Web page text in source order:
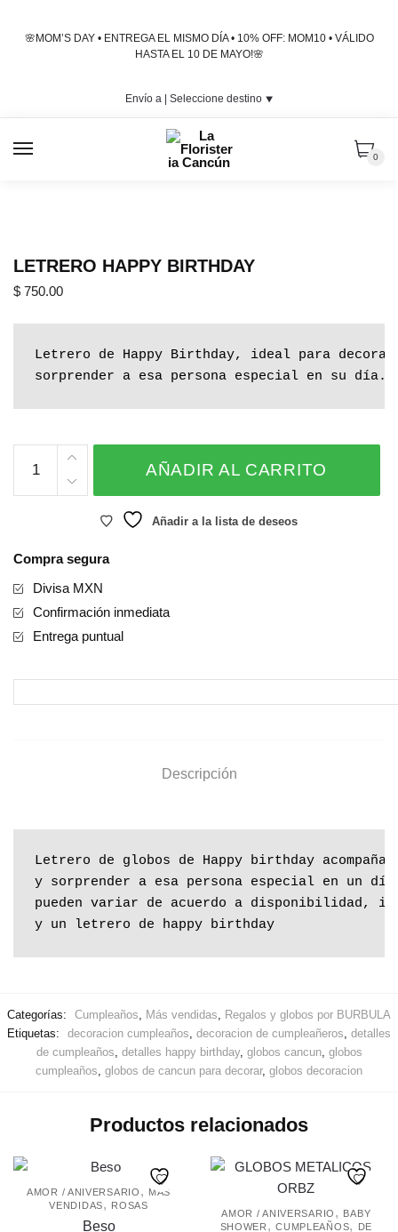
🌸MOM’S DAY • ENTREGA EL MISMO DÍA • 10% OFF: MOM10 • VÁLIDO
HASTA EL 10 DE MAYO!🌸
Envío a | Seleccione destino⯆
0
LETRERO HAPPY BIRTHDAY
$ 750.00
Letrero de Happy Birthday, ideal para
sorprender a esa persona especial en su día.
LETRERO
HAPPY
BIRTHDAY
AÑADIR AL CARRITO
Añadir a la lista de deseos
Compra segura
Divisa MXN
Confirmación inmediata
Entrega puntual
Descripción
Letrero de globos de Happy birthday
y sorprender a esa persona especial en un
pueden variar de acuerdo a disponibilidad,
y un letrero de happy birthday
Categorías: Cumpleaños Más vendidas
Regalos y globos por BURBULA
Etiquetas:
decoracion cumpleaños decoracion de cumpleañeros detalles
de cumpleaños detalles happy birthday, globos cancun, globos
cumpleaños globos de cancun para decorar, globos decoracion
Productos relacionados
AMOR / ANIVERSARIO , MÁS
VENDIDAS, ROSAS
Beso
AMOR / ANIVERSARIO ,
BABY
SHOWER ,CUMPLEAÑOS,
DE